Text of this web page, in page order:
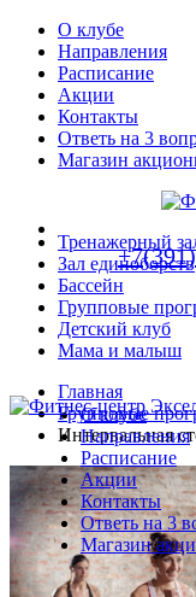
О клубе
Направления
Расписание
Акции
Контакты
Ответь на 3
Магазин
Тренажерный
Зал единоборств
Бассейн
Групповые
Детский клуб
Мама и малыш
О клубе
Направления
Расписание
Акции
Контакты
Ответь на 3
Магазин
Главная
Групповые
Интервальная